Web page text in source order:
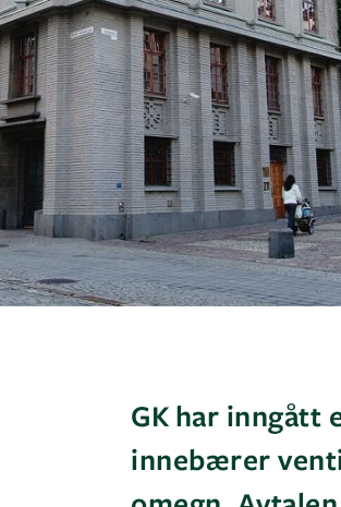
GK har inngått
innebærer